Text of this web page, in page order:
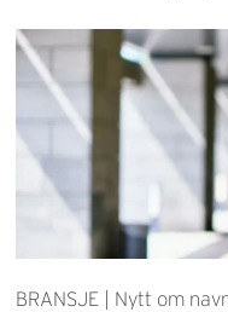
BRANSJE | Nytt om